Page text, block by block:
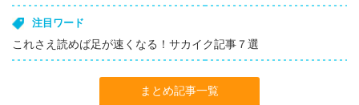
注目ワード
これさえ読めば足が速くなる！サカイク記事７選
まとめ記事一覧